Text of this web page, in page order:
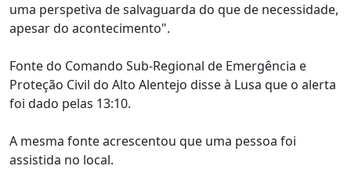
uma perspetiva de salvaguarda do que de necessidade,
apesar do acontecimento".
Fonte do Comando Sub-Regional de Emergência e
Proteção Civil do Alto Alentejo disse à Lusa que o alerta
foi dado pelas 13:10.
A mesma fonte acrescentou que uma pessoa foi
assistida no local.